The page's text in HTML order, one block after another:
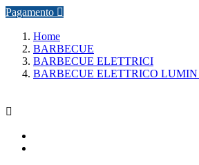
Pagamento 
Home
BARBECUE
BARBECUE ELETTRICI
BARBECUE ELETTRICO
